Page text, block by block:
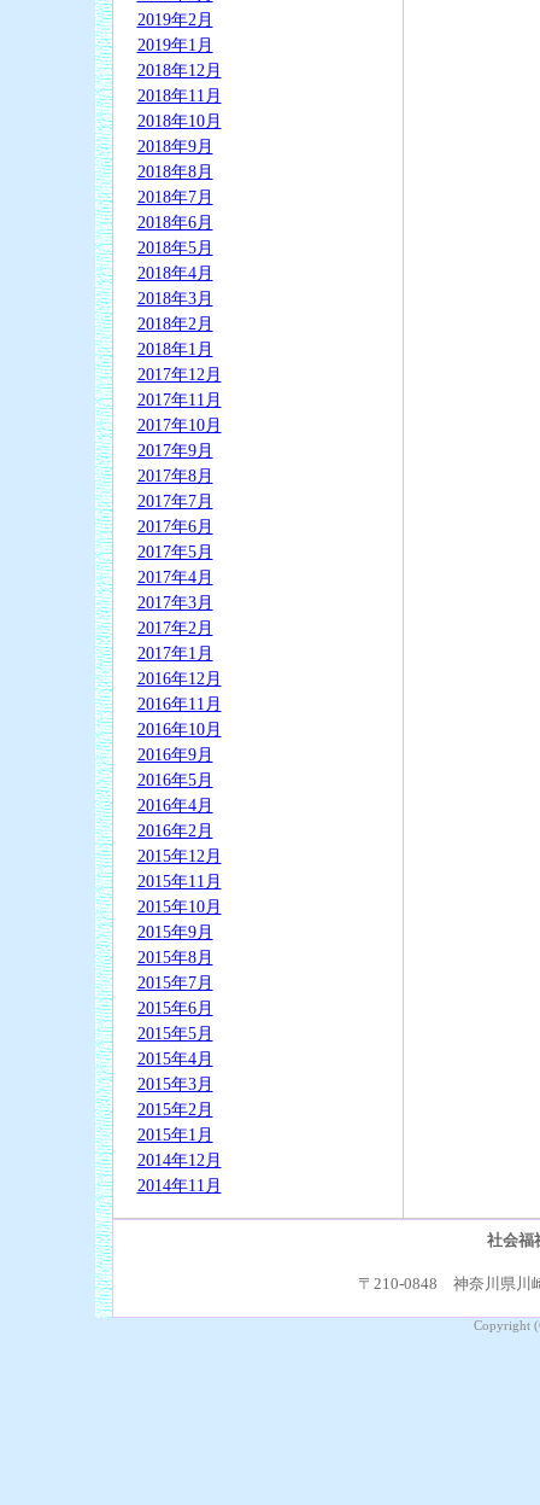
2019年2月
2019年1月
2018年12月
2018年11月
2018年10月
2018年9月
2018年8月
2018年7月
2018年6月
2018年5月
2018年4月
2018年3月
2018年2月
2018年1月
2017年12月
2017年11月
2017年10月
2017年9月
2017年8月
2017年7月
2017年6月
2017年5月
2017年4月
2017年3月
2017年2月
2017年1月
2016年12月
2016年11月
2016年10月
2016年9月
2016年5月
2016年4月
2016年2月
2015年12月
2015年11月
2015年10月
2015年9月
2015年8月
2015年7月
2015年6月
2015年5月
2015年4月
2015年3月
2015年2月
2015年1月
2014年12月
2014年11月
社会福
〒210-0848 神奈川県川
Copyright